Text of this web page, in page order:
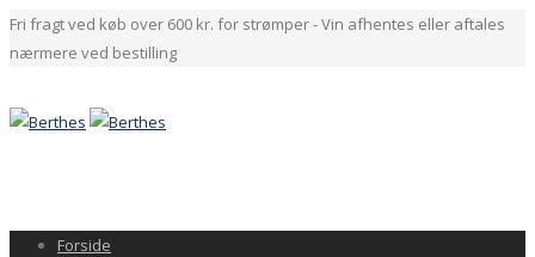
Fri fragt ved køb over 600 kr. for strømper - Vin afhentes eller aftales
nærmere ved bestilling
Forside